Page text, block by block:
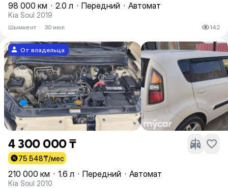
98 000 км · 2.0 л · Передний · Автомат
Kia Soul 2019
Шымкент · 30 июл 142
От владельца
4 300 000 ₸
75 548₸/мес
210 000 км · 1.6 л · Передний · Автомат
Kia Soul 2010